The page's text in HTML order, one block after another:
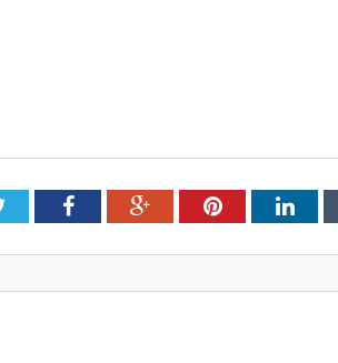
TwitterFacebookGoogle+Pinterest